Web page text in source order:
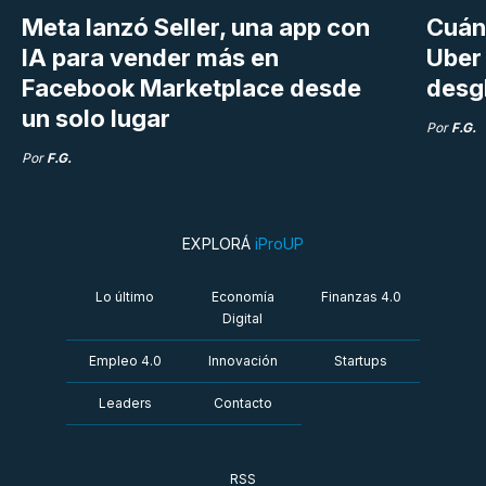
Meta lanzó Seller, una app con
IA para vender más en
Facebook Marketplace desde
un solo lugar
Por F.G.
Por F.G.
EXPLORÁ iProUP
Lo último
Economía
Digital
Finanzas 4.0
Empleo 4.0 Innovación Startups
Leaders Contacto
RSS